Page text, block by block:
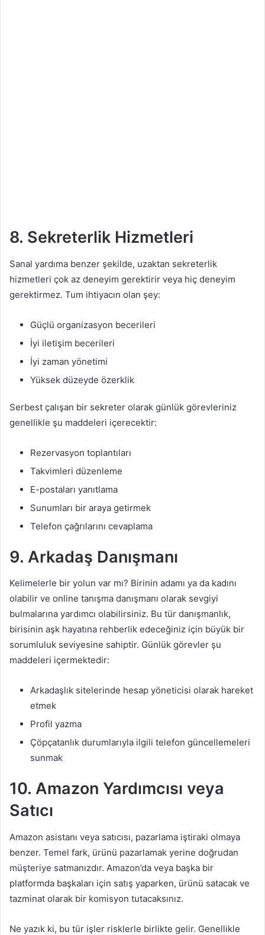
8. Sekreterlik Hizmetleri
Sanal yardıma benzer şekilde, uzaktan sekreterlik
hizmetleri çok az deneyim gerektirir veya hiç deneyim
gerektirmez. Tum ihtiyacın olan şey:
Güçlü organizasyon becerileri
İyi iletişim becerileri
İyi zaman yönetimi
Yüksek düzeyde özerklik
Serbest çalışan bir sekreter olarak günlük görevleriniz
genellikle şu maddeleri içerecektir:
Rezervasyon toplantıları
Takvimleri düzenleme
E-postaları yanıtlama
Sunumları bir araya getirmek
Telefon çağrılarını cevaplama
9. Arkadaş Danışmanı
Kelimelerle bir yolun var mı? Birinin adamı ya da kadını
olabilir ve online tanışma danışmanı olarak sevgiyi
bulmalarına yardımcı olabilirsiniz. Bu tür danışmanlık,
birisinin aşk hayatına rehberlik edeceğiniz için büyük bir
sorumluluk seviyesine sahiptir. Günlük görevler şu
maddeleri içermektedir:
Arkadaşlık sitelerinde hesap yöneticisi olarak hareket
etmek
Profil yazma
Çöpçatanlık durumlarıyla ilgili telefon güncellemeleri
sunmak
10. Amazon Yardımcısı veya
Satıcı
Amazon asistanı veya satıcısı, pazarlama iştiraki olmaya
benzer. Temel fark, ürünü pazarlamak yerine doğrudan
müşteriye satmanızdır. Amazon’da veya başka bir
platformda başkaları için satış yaparken, ürünü satacak ve
tazminat olarak bir komisyon tutacaksınız.
Ne yazık ki, bu tür işler risklerle birlikte gelir. Genellikle